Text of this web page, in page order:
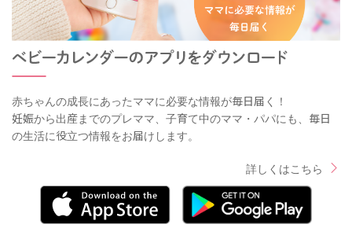
赤ちゃんの成長にあったママに必要な情報が毎日届く！
妊娠から出産までのプレママ、子育て中のママ・パパにも、毎日
の生活に役立つ情報をお届けします。
詳しくはこちら